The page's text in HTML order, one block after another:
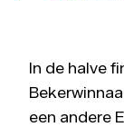
In de halve
een andere